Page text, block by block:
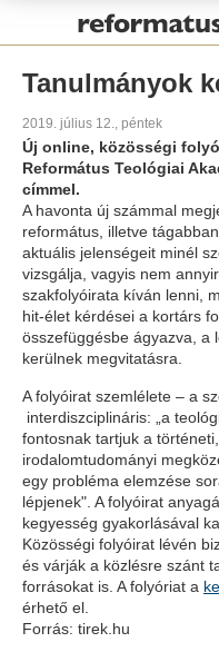
Tanulmányok
2019. július 12., péntek
Új online, közösségi
Református Teológiai
címmel.
A havonta új számmal
református, illetve
aktuális jelenségeit minél
vizsgálja, vagyis nem
szakfolyóirata kíván lenni,
hit-élet kérdései a kortárs
összefüggésbe ágyazva, a
kerülnek megvitatásra.
A folyóirat szemlélete – a
interdiszciplináris: „a
fontosnak tartjuk a
irodalomtudományi
egy probléma elemzése
lépjenek". A folyóirat
kegyesség gyakorlásával
Közösségi folyóirat lévén
és várják a közlésre szánt
forrásokat is. A folyóriat a
érhető el.
Forrás: tirek.hu